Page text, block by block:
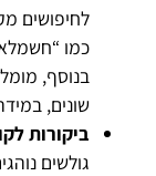
לחיפושים
כמו
בנוסף,
שונים,
ביקורות
גולשים